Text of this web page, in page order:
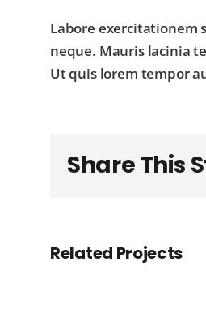
Labore exercitationem
neque. Mauris lacinia
Ut quis lorem tempor
Share This
Related Projects